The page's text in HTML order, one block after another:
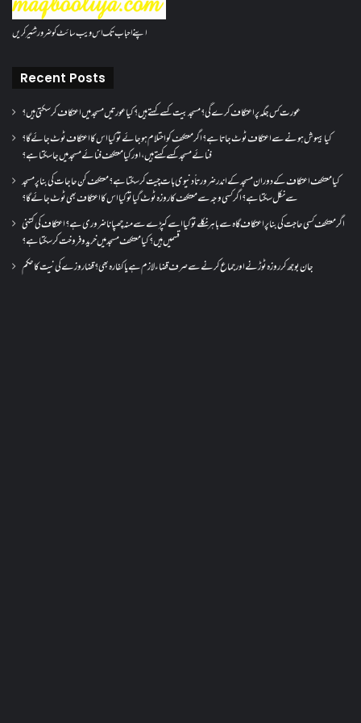
اپنے احباب تک اس ویب سائٹ کو ضرور شئیر کریں
Recent Posts
عورت کس جگہ پر اعتکاف کرے گی؟مسجد بیت کسے کہتے ہیں؟کیا عورتیں مسجد میں اعتکاف کر سکتی ہیں؟
کیا بیہوش ہونے سے اعتکاف ٹوٹ جاتا ہے؟ اگر معتکف کو احتلام ہو جائے تو کیا اس کا اعتکاف ٹوٹ جائے گا؟
فنائے مسجد کسے کہتے ہیں ، اور کیا معتکف فنائے مسجد میں جا سکتا ہے؟
کیا معتکف اعتکاف کے دوران مسجد کے اندر ضرورتاً دنیوی بات چیت کر سکتا ہے؟معتکف کن حاجات کی بنا پر مسجد
سے نکل سکتا ہے؟ اگر کسی وجہ سے معتکف کا روزہ ٹوٹ گیا تو کیا اس کا اعتکاف بھی ٹوٹ جائے گا؟
اگر معتکف کسی حاجت کی بنا پر اعتکاف گاہ سے باہر نکلے تو کیا اسے کپڑے سے منہ چھپانا ضروری ہے؟اعتکاف کی کتنی
قسمیں ہیں؟کیا معتکف مسجد میں خرید و فروخت کر سکتا ہے؟
جان بوجھ کر روزہ ٹوڑنے اور جماع کرنے سے صرف قضاء لازم ہے یا کفارہ بھی؟ قضا روزے کی نیت کا حکم